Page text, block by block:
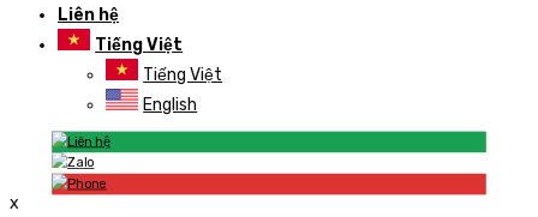
Liên hệ
Tiếng Việt
Tiếng Việt
English
x